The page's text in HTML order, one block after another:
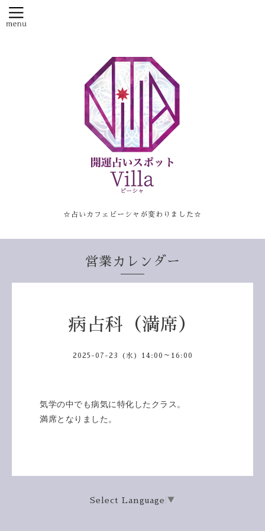
☆占いカフェビーシャが変わりました☆
営業カレンダー
病占科（満席）
2025-07-23 (水) 14:00～16:00
気学の中でも病気に特化したクラス。
満席となりました。
Select Language ▼